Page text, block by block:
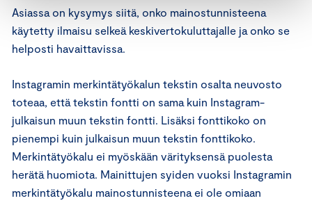
Asiassa on kysymys siitä, onko mainostunnisteena
käytetty ilmaisu selkeä keskivertokuluttajalle ja onko se
helposti havaittavissa.
Instagramin merkintätyökalun tekstin osalta neuvosto
toteaa, että tekstin fontti on sama kuin Instagram-
julkaisun muun tekstin fontti. Lisäksi fonttikoko on
pienempi kuin julkaisun muun tekstin fonttikoko.
Merkintätyökalu ei myöskään värityksensä puolesta
herätä huomiota. Mainittujen syiden vuoksi Instagramin
merkintätyökalu mainostunnisteena ei ole omiaan